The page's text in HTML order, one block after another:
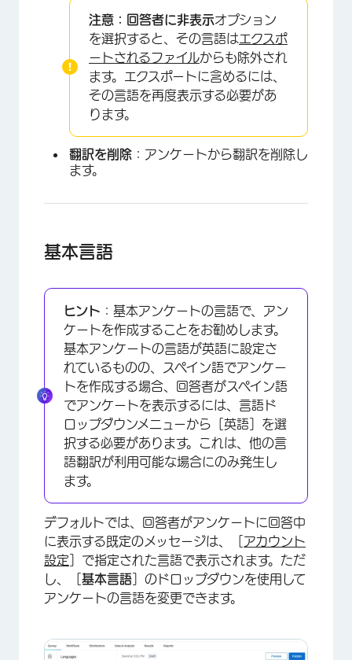
注意：回答者に非表示オプション
を選択すると、その言語はエクスポ
ートされるファイルからも除外され
ます。エクスポートに含めるには、
その言語を再度表示する必要があ
ります。
翻訳を削除 ：アンケートから翻訳を削除し
ます。
基本言語
ヒント ：基本アンケートの言語で、アン
ケートを作成することをお勧めします。
基本アンケートの言語が英語に設定さ
れているものの、スペイン語でアンケー
トを作成する場合、回答者がスペイン語
でアンケートを表示するには、言語ド
ロップダウンメニューから［英語］を選
択する必要があります。これは、他の言
語翻訳が利用可能な場合にのみ発生し
ます。
デフォルトでは、回答者がアンケートに回答中
に表示する既定のメッセージは、［ アカウント
設定 ］で指定された言語で表示されます。ただ
し、［ 基本言語 ］のドロップダウンを使用して
アンケートの言語を変更できます。